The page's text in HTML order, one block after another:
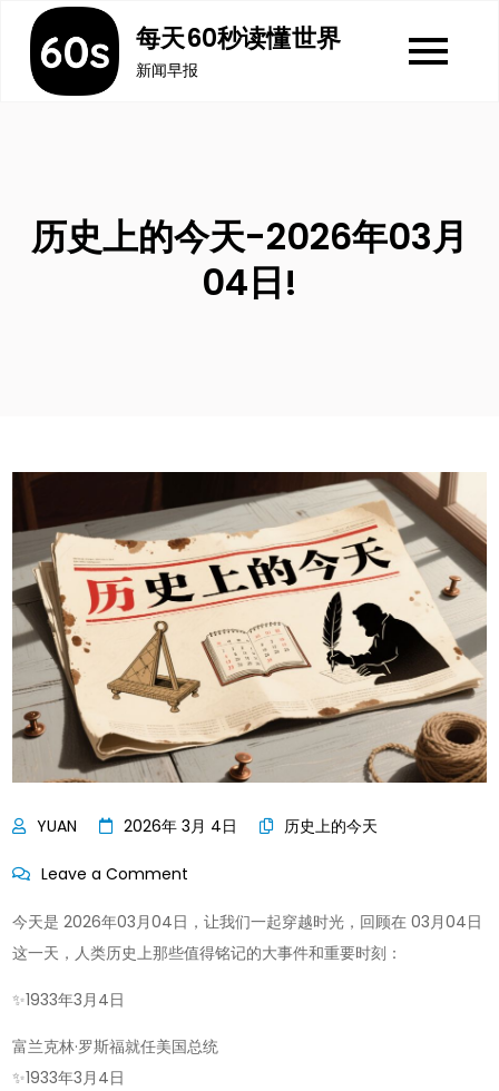
content
每天60秒读懂世界
新闻早报
历史上的今天-2026年03月
04日!
2026年 3月 4日 历史上的今天
Leave a Comment
史
上
天-2026
今天是 2026年03月04日，让我们一起穿越时光，回顾在 03月04日
这一天，人类历史上那些值得铭记的大事件和重要时刻：
✨1933年3月4日
富兰克林·罗斯福就任美国总统
✨1933年3月4日